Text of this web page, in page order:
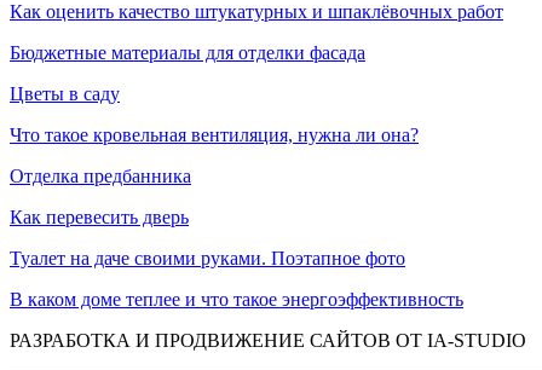
Как оценить качество штукатурных и шпаклёвочных работ
Бюджетные материалы для отделки фасада
Цветы в саду
Что такое кровельная вентиляция, нужна ли она?
Отделка предбанника
Как перевесить дверь
Туалет на даче своими руками. Поэтапное фото
В каком доме теплее и что такое энергоэффективность
РАЗРАБОТКА И ПРОДВИЖЕНИЕ САЙТОВ ОТ IA-STUDIO